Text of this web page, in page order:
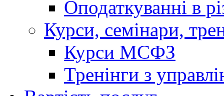
Оподаткуванні в
Курси, семінари,
Курси МСФЗ
Тренінги з